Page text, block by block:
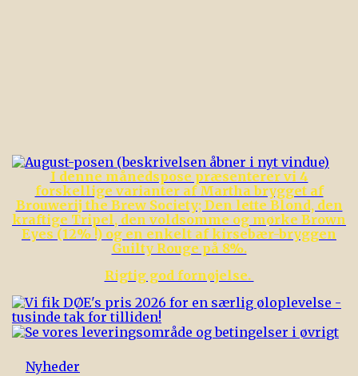
I denne månedspose præsenterer vi 4
forskellige varianter af Martha brygget af
Brouwerij the Brew Society; Den lette Blond, den
kraftige Tripel, den voldsomme og mørke Brown
Eyes (12% !) og en enkelt af kirsebær-bryggen
Guilty Rouge på 8%.
Rigtig god fornøjelse.
Nyheder